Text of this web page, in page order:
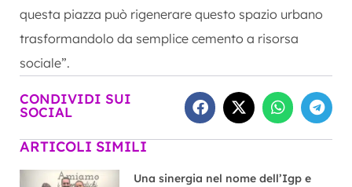
questa piazza può rigenerare questo spazio urbano
trasformandolo da semplice cemento a risorsa
sociale”.
CONDIVIDI SUI
SOCIAL
ARTICOLI SIMILI
Una sinergia nel nome dell’Igp e